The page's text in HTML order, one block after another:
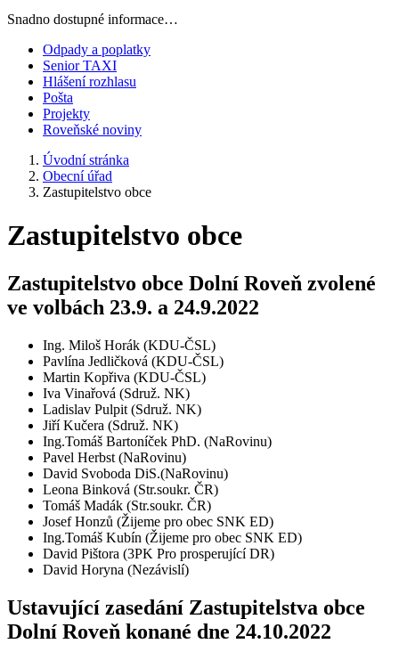
Snadno dostupné informace…
Odpady a poplatky
Senior TAXI
Hlášení rozhlasu
Pošta
Projekty
Roveňské noviny
Úvodní stránka
Obecní úřad
Zastupitelstvo obce
Zastupitelstvo obce
Zastupitelstvo obce Dolní Roveň zvolené
ve volbách 23.9. a 24.9.2022
Ing. Miloš Horák (KDU-ČSL)
Pavlína Jedličková (KDU-ČSL)
Martin Kopřiva (KDU-ČSL)
Iva Vinařová (Sdruž. NK)
Ladislav Pulpit (Sdruž. NK)
Jiří Kučera (Sdruž. NK)
Ing.Tomáš Bartoníček PhD. (NaRovinu)
Pavel Herbst (NaRovinu)
David Svoboda DiS.(NaRovinu)
Leona Binková (Str.soukr. ČR)
Tomáš Madák (Str.soukr. ČR)
Josef Honzů (Žijeme pro obec SNK ED)
Ing.Tomáš Kubín (Žijeme pro obec SNK ED)
David Pištora (3PK Pro prosperující DR)
David Horyna (Nezávislí)
Ustavující zasedání Zastupitelstva obce
Dolní Roveň konané dne 24.10.2022